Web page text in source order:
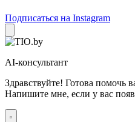
Подписаться на Instagram
AI-консультант
Здравствуйте! Готова помочь
Напишите мне, если у вас